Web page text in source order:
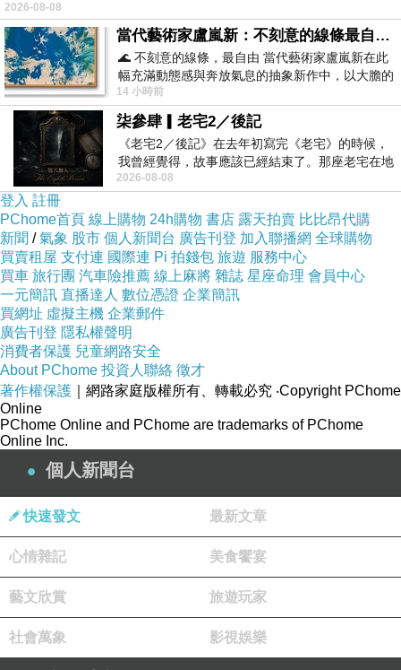
更多資料、資訊參考分享↓↓↓
商品網址
2026-08-08
當代藝術家盧嵐新：不刻意的線條最自由，讓色彩流動、筆觸自己說話
🌊 不刻意的線條，最自由 當代藝術家盧嵐新在此
幅充滿動態感與奔放氣息的抽象新作中，以大膽的
藍色顏料在白色畫布上揮灑、壓印與流淌
14 小時前
柒參肆▎老宅2／後記
《老宅2／後記》在去年初寫完《老宅》的時候，
我曾經覺得，故事應該已經結束了。那座老宅在地
震中倒塌，七個人終於離開那片黑暗，
2026-08-08
登入 註冊
PChome首頁 線上購物 24h購物 書店 露天拍賣 比比昂代購
新聞 /氣象 股市 個人新聞台 廣告刊登 加入聯播網 全球購物
買賣租屋 支付連 國際連 Pi 拍錢包 旅遊 服務中心
買車 旅行團 汽車險推薦 線上麻將 雜誌 星座命理 會員中心
一元簡訊 直播達人 數位憑證 企業簡訊
買網址 虛擬主機 企業郵件
廣告刊登 隱私權聲明
消費者保護 兒童網路安全
About PChome 投資人聯絡 徵才
著作權保護 ｜網路家庭版權所有、轉載必究 ‧Copyright PChome
Online
PChome Online and PChome are trademarks of PChome
Online Inc.
個人新聞台
快速發文 最新文章
心情雜記 美食饗宴
藝文欣賞 旅遊玩家
社會萬象 影視娛樂